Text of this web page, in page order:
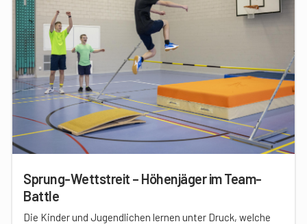
Sprung-Wettstreit – Höhenjäger im Team-
Battle
Die Kinder und Jugendlichen lernen unter Druck, welche